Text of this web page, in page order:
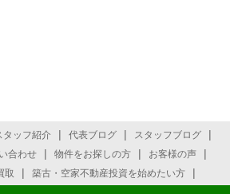
タッフ紹介 | 代表ブログ | スタッフブログ |
合わせ | 物件をお探しの方 | お客様の声 |
取 | 築古・空家不動産投資を始めたい方 |